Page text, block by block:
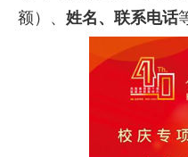
额）、 姓名、联系电话